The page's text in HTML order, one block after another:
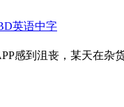
英语中字
感到沮丧，某天在杂